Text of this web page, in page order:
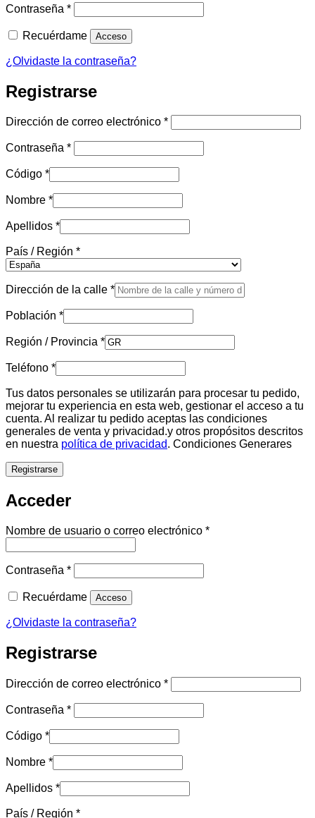
Contraseña *Obligatorio
Recuérdame Acceso
¿Olvidaste la contraseña?
Registrarse
Dirección de correo electrónico *Obligatorio
Contraseña *Obligatorio
Código *
Nombre *
Apellidos *
País / Región *
Dirección de la calle *
Población *
Región / Provincia *
Teléfono *
Tus datos personales se utilizarán para procesar tu pedido,
mejorar tu experiencia en esta web, gestionar el acceso a tu
cuenta. Al realizar tu pedido aceptas las condiciones
generales de venta y privacidad.y otros propósitos descritos
en nuestra política de privacidad. Condiciones Generares
Registrarse
Acceder
Nombre de usuario o correo electrónico *Obligatorio
Contraseña *Obligatorio
Recuérdame Acceso
¿Olvidaste la contraseña?
Registrarse
Dirección de correo electrónico *Obligatorio
Contraseña *Obligatorio
Código *
Nombre *
Apellidos *
País / Región *